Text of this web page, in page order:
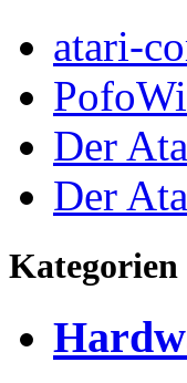
atari-
Der
Der
Kategorien